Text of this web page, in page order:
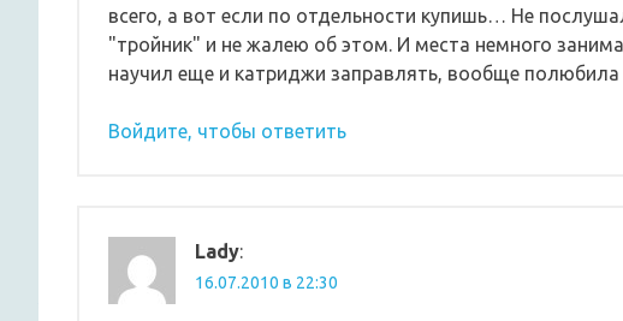
всего, а вот если по отдельности купишь… Не
"тройник" и не жалею об этом. И места немного
научил еще и катриджи заправлять, вообще полюбила
Войдите, чтобы ответить
Lady:
16.07.2010 в 22:30